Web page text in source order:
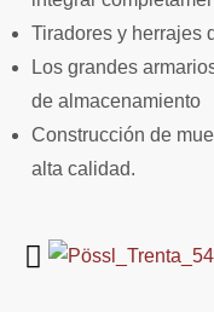
Tiradores y herrajes
Los grandes
de almacenamiento
Construcción de
alta calidad.